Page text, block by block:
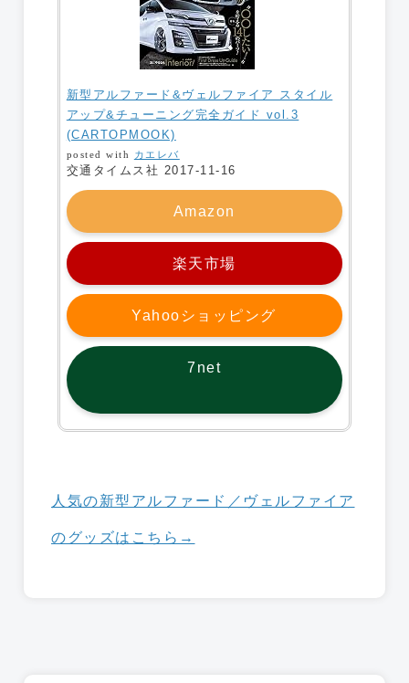
新型アルファード&ヴェルファイア スタイル
アップ&チューニング完全ガイド vol.3
(CARTOPMOOK)
posted with カエレバ
交通タイムス社 2017-11-16
Amazon
楽天市場
Yahooショッピング
7net
人気の新型アルファード／ヴェルファイア
のグッズはこちら→